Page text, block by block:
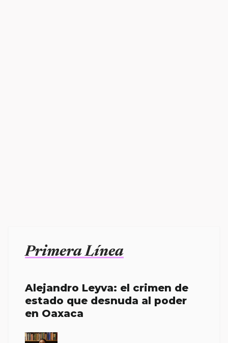
Primera Línea
Alejandro Leyva: el crimen de
estado que desnuda al poder
en Oaxaca